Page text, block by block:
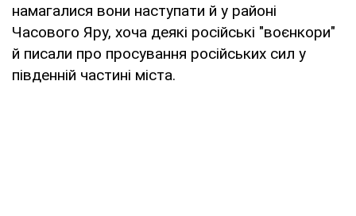
намагалися вони наступати й у районі
Часового Яру, хоча деякі російські "воєнкори"
й писали про просування російських сил у
південній частині міста.